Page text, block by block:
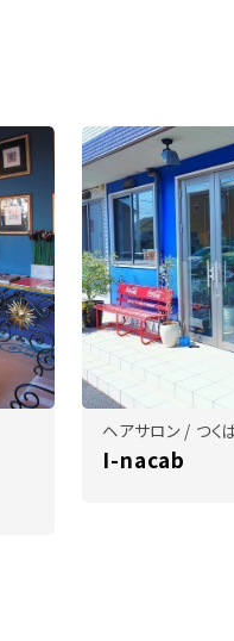
ヘアサロン / つく
I-nacab